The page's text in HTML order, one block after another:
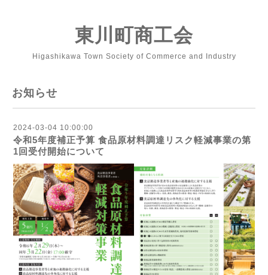
東川町商工会
Higashikawa Town Society of Commerce and Industry
お知らせ
2024-03-04 10:00:00
令和5年度補正予算 食品原材料調達リスク軽減事業の第
1回受付開始について